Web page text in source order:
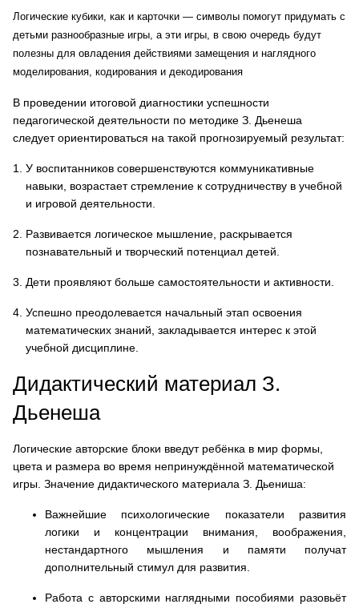
Логические кубики, как и карточки — символы помогут придумать с
детьми разнообразные игры, а эти игры, в свою очередь будут
полезны для овладения действиями замещения и наглядного
моделирования, кодирования и декодирования
В проведении итоговой диагностики успешности
педагогической деятельности по методике З. Дьенеша
следует ориентироваться на такой прогнозируемый результат:
У воспитанников совершенствуются коммуникативные
навыки, возрастает стремление к сотрудничеству в учебной
и игровой деятельности.
Развивается логическое мышление, раскрывается
познавательный и творческий потенциал детей.
Дети проявляют больше самостоятельности и активности.
Успешно преодолевается начальный этап освоения
математических знаний, закладывается интерес к этой
учебной дисциплине.
Дидактический материал З.
Дьенеша
Логические авторские блоки введут ребёнка в мир формы,
цвета и размера во время непринуждённой математической
игры. Значение дидактического материала З. Дьениша:
Важнейшие психологические показатели развития
логики и концентрации внимания, воображения,
нестандартного мышления и памяти получат
дополнительный стимул для развития.
Работа с авторскими наглядными пособиями разовьёт